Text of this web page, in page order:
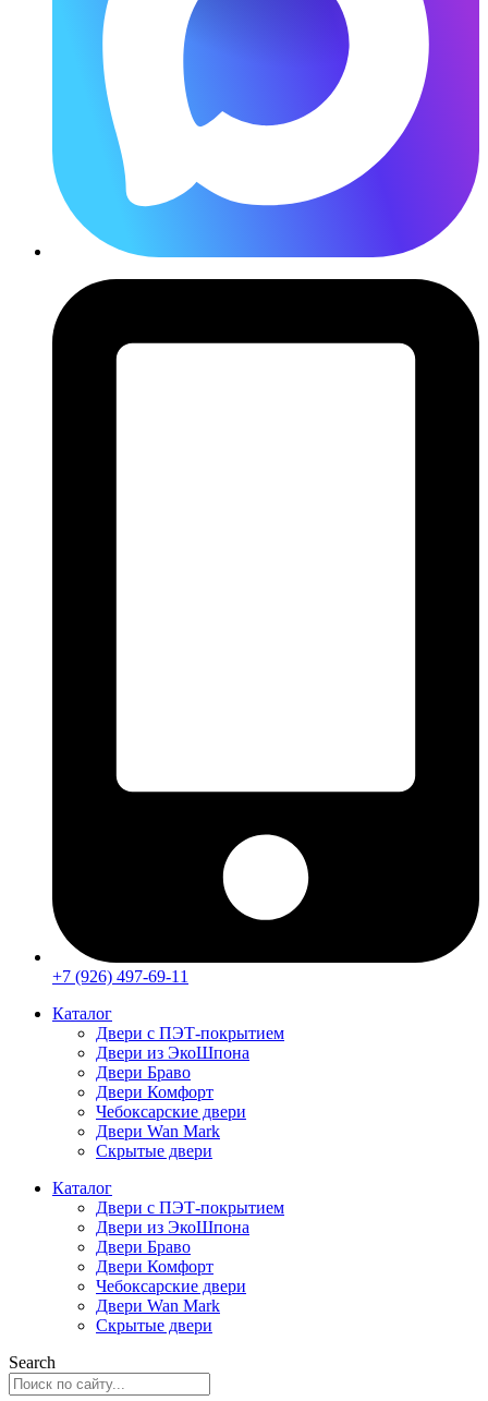
+7 (926) 497-69-11
Каталог
Двери с ПЭТ-покрытием
Двери из ЭкоШпона
Двери Браво
Двери Комфорт
Чебоксарские двери
Двери Wan Mark
Скрытые двери
Каталог
Двери с ПЭТ-покрытием
Двери из ЭкоШпона
Двери Браво
Двери Комфорт
Чебоксарские двери
Двери Wan Mark
Скрытые двери
Search